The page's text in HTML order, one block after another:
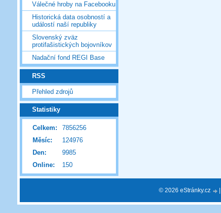
Válečné hroby na Facebooku
Historická data osobností a
událostí naší republiky
Slovenský zväz
protifašistických bojovníkov
Nadační fond REGI Base
RSS
Přehled zdrojů
Statistiky
Online: 150
Celkem:
7856256
Měsíc:
124976
Den:
9985
© 2026 eStránky.cz